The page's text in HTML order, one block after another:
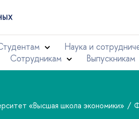
Наука и
Сотрудникам Выпускникам
«Высшая школа экономики»